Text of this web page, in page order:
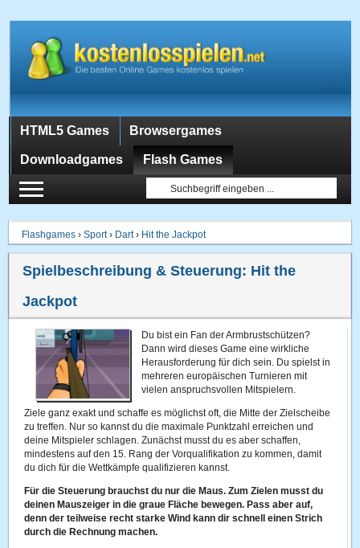
HTML5 Games Browsergames
Downloadgames Flash Games
Flashgames ›Sport› Dart› Hit the Jackpot
Spielbeschreibung & Steuerung: Hit the
Jackpot
Du bist ein Fan der Armbrustschützen?
Dann wird dieses Game eine wirkliche
Herausforderung für dich sein. Du spielst in
mehreren europäischen Turnieren mit
vielen anspruchsvollen Mitspielern.
Ziele ganz exakt und schaffe es möglichst oft, die Mitte der Zielscheibe
zu treffen. Nur so kannst du die maximale Punktzahl erreichen und
deine Mitspieler schlagen. Zunächst musst du es aber schaffen,
mindestens auf den 15. Rang der Vorqualifikation zu kommen, damit
du dich für die Wettkämpfe qualifizieren kannst.
Für die Steuerung brauchst du nur die Maus. Zum Zielen musst du
deinen Mauszeiger in die graue Fläche bewegen. Pass aber auf,
denn der teilweise recht starke Wind kann dir schnell einen Strich
durch die Rechnung machen.